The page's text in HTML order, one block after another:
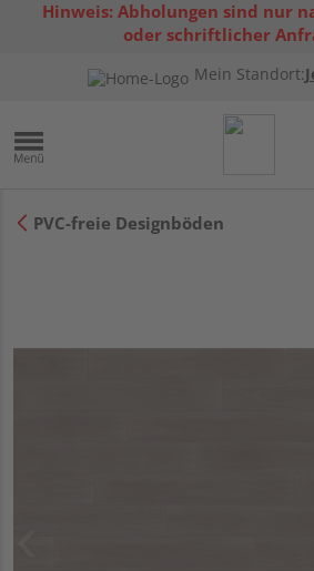
Hinweis: Abholungen sind nur
oder schriftlicher
Mein Standort:
PVC-freie Designböden